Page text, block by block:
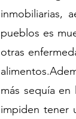
inmobiliarias,
pueblos es
otras
más sequía
impiden tener